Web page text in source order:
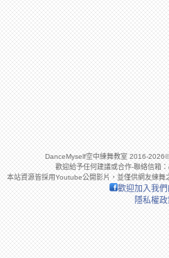
DanceMyself空中練舞教室 2016-
歡迎給予任何建議或合作-聯絡信箱：
本站資源皆採用Youtube公開影片，並僅供網友練舞
歡迎加入我們
隱私權